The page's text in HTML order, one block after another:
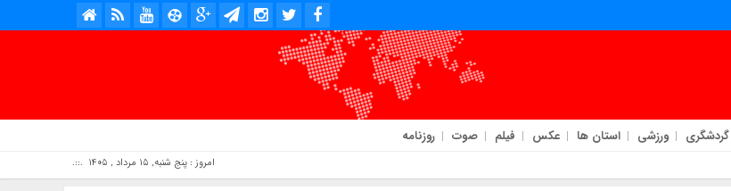
گردشگری ورزشی استان ها عکس فیلم صوت روزنامه
امروز : پنج شنبه, ۱۵ مرداد , ۱۴۰۵ .::. برابر با : Thursday, 6 August , 2026 .::. اخبار منتشر شده : 0 خبر